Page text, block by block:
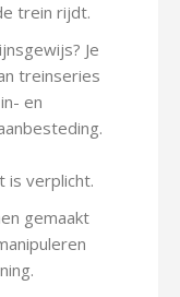
trein rijdt.
Je
treinseries
en
is verplicht.
gemaakt